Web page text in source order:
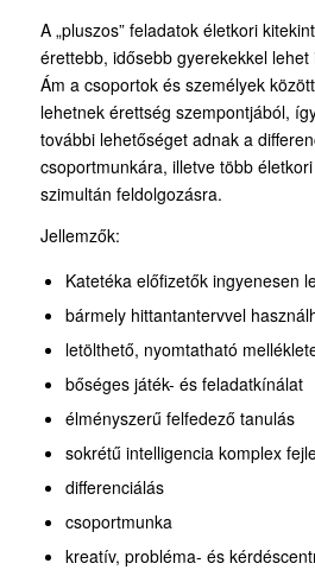
A „pluszos” feladatok életkori
érettebb, idősebb gyerekekkel
Ám a csoportok és személyek
lehetnek érettség szempontjából,
további lehetőséget adnak a
csoportmunkára, illetve több
szimultán feldolgozásra.
Jellemzők:
Katetéka előfizetők ingyenesen
bármely hittantantervvel
letölthető, nyomtatható
bőséges játék- és feladatkínálat
élményszerű felfedező tanulás
sokrétű intelligencia komplex
differenciálás
csoportmunka
kreatív, probléma- és